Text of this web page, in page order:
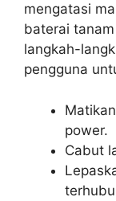
mengatasi
baterai
langkah-
pengguna
power.
Cabut